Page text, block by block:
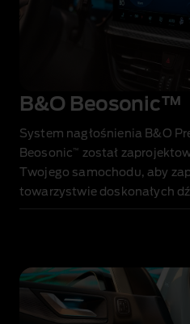
B&O Beosonic™
System nagłośnienia B&O
Beosonic ™
został
Twojego samochodu, aby
towarzystwie doskonałych